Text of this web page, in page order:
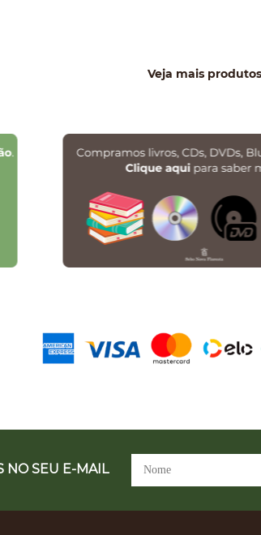
Veja mais produtos
NO SEU E-MAIL